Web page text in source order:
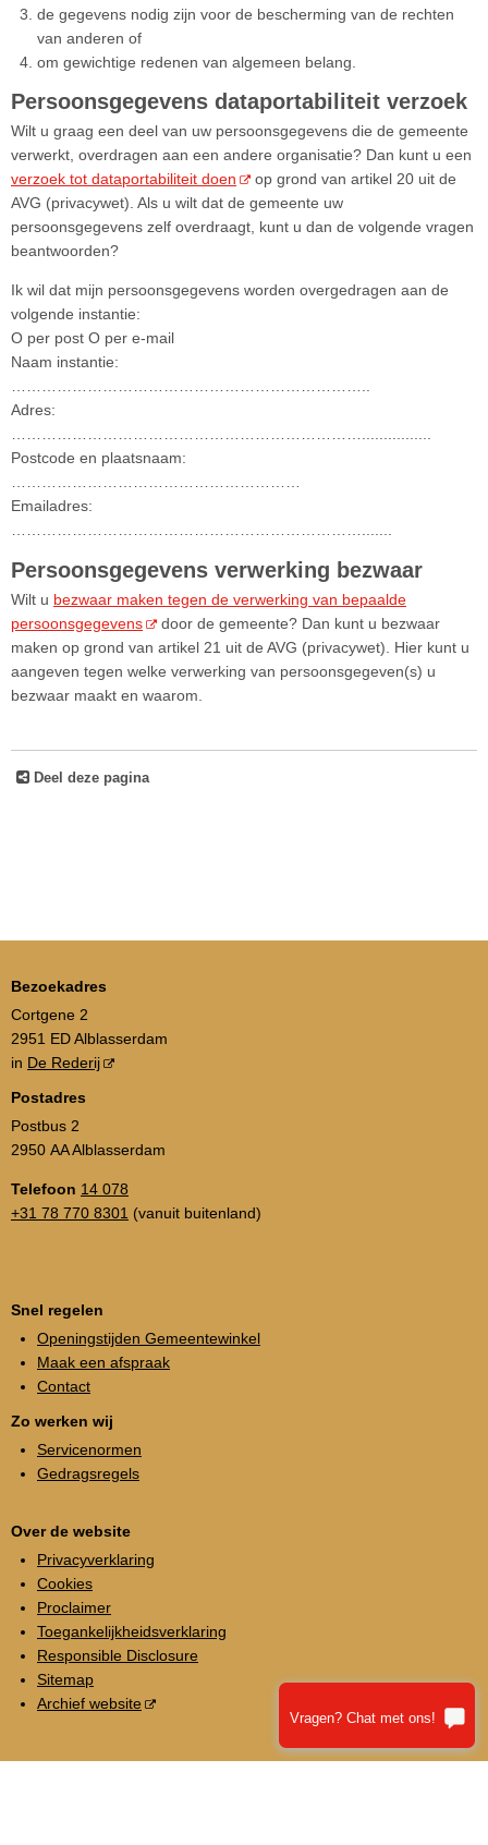
de gegevens nodig zijn voor de bescherming van de rechten
van anderen of
om gewichtige redenen van algemeen belang.
Persoonsgegevens dataportabiliteit verzoek
Wilt u graag een deel van uw persoonsgegevens die de gemeente
verwerkt, overdragen aan een andere organisatie? Dan kunt u een
verzoek tot dataportabiliteit doen
op grond van artikel 20 uit de
AVG (privacywet). Als u wilt dat de gemeente uw
persoonsgegevens zelf overdraagt, kunt u dan de volgende vragen
beantwoorden?
Ik wil dat mijn persoonsgegevens worden overgedragen aan de
volgende instantie:
O per post O per e-mail
Naam instantie:
……………………………………………………………..
Adres:
……………………………………………………………................
Postcode en plaatsnaam:
…………………………………………………
Emailadres:
…………………………………………………………….......
Persoonsgegevens verwerking bezwaar
Wilt u bezwaar maken tegen de verwerking van bepaalde
persoonsgegevens
door de gemeente? Dan kunt u bezwaar
maken op grond van artikel 21 uit de AVG (privacywet). Hier kunt u
aangeven tegen welke verwerking van persoonsgegeven(s) u
bezwaar maakt en waarom.
Deel deze pagina
Bezoekadres
Cortgene 2
2951 ED Alblasserdam
in De Rederij
Postadres
Postbus 2
2950 AA Alblasserdam
Telefoon 14 078
+31 78 770 8301 (vanuit buitenland)
Snel regelen
Openingstijden Gemeentewinkel
Maak een afspraak
Contact
Zo werken wij
Servicenormen
Gedragsregels
Over de website
Privacyverklaring
Cookies
Proclaimer
Toegankelijkheidsverklaring
Responsible Disclosure
Sitemap
Archief website